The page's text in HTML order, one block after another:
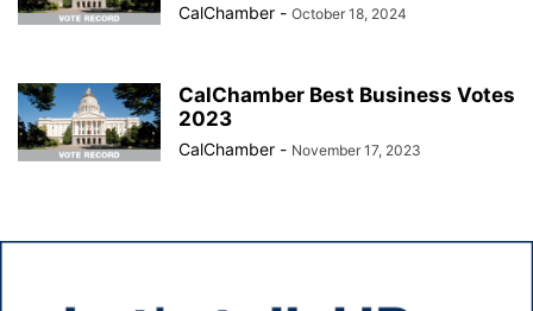
CalChamber - October 18, 2024
CalChamber Best Business Votes
2023
CalChamber - November 17, 2023